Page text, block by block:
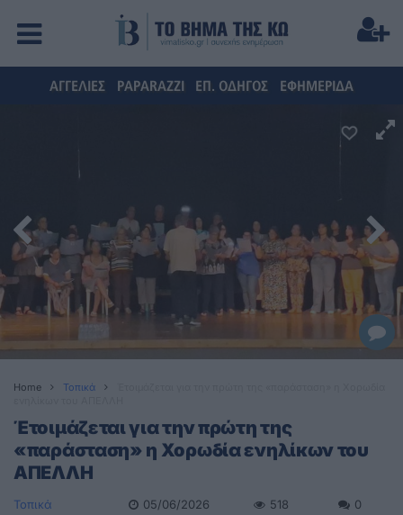
ΑΓΓΕΛΙΕΣ PAPARAZZI ΕΠ. ΟΔΗΓΟΣ ΕΦΗΜΕΡΙΔΑ
Home Τοπικά
Έτοιμάζεται για την πρώτη της
«παράσταση» η Χορωδία ενηλίκων του
ΑΠΕΛΛΗ
Τοπικά 05/06/2026 518 0